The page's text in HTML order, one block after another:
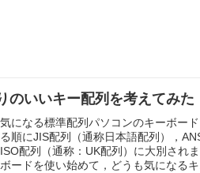
のいいキー配列を考えてみた
になる標準配列パソコンのキーボー
順にJIS配列（通称日本語配列），
配列（通称：UK配列）に大別され
ードを使い始めて，どうも気になるキ